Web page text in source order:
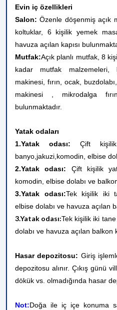
Evin iç özellikleri
Salon: Özenle döşenmiş açık
koltuklar, 6 kişilik yemek
havuza açılan kapısı
Mutfak:Açık planlı mutfak, 8
kadar mutfak malzemeleri,
makinesi, fırın, ocak,
makinesi , mikrodalga
bulunmaktadır.
Yatak odaları
1.Yatak odası: Çift kişilik
banyo, jakuzi, komodin, elbise
2.Yatak odası: Çift kişilik
komodin, elbise dolabı ve
3.Yatak odası:Tek kişilik iki
elbise dolabı ve havuza açılan
3.Yatak odası:Tek kişilik iki
dolabı ve havuza açılan balkon
Hasar depozitosu: Giriş
depozitosu alınır. Çıkış günü
dökük vs. olmadığında hasar
Not:Doğa ile iç içe konuma